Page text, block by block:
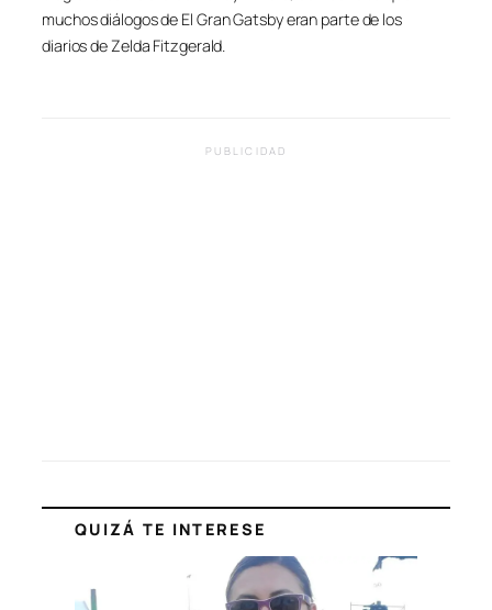
muchos diálogos de El Gran Gatsbyeran parte de los
diarios de Zelda Fitzgerald.
PUBLICIDAD
QUIZÁ TE INTERESE